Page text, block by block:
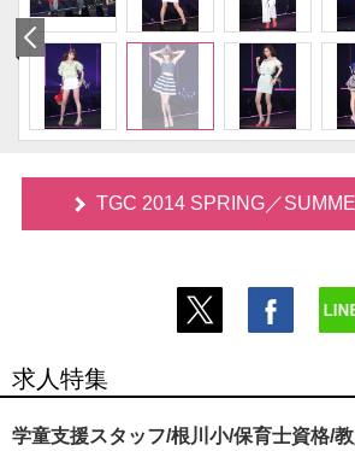
TGC 2014 SPRING／
求人特集
学童支援スタッフ/根川小/保育士資格/